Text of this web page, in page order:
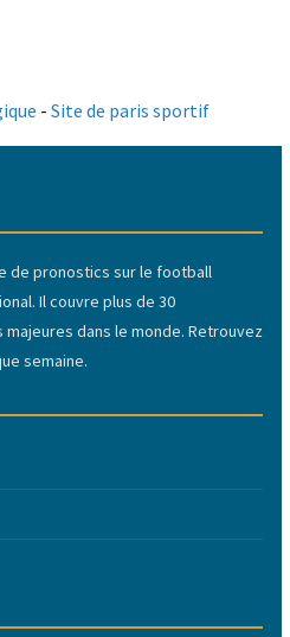
- Site de paris sportif
de pronostics sur le football
Il couvre plus de 30
dans le monde. Retrouvez
semaine.